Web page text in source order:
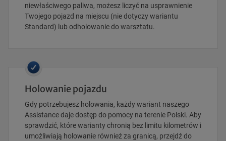
niewłaściwego paliwa, możesz liczyć na usprawnienie
Twojego pojazd na miejscu (nie dotyczy wariantu
Standard) lub odholowanie do warsztatu.
Holowanie pojazdu
Gdy potrzebujesz holowania, każdy wariant naszego
Assistance daje dostęp do pomocy na terenie Polski. Aby
sprawdzić, które warianty chronią bez limitu kilometrów i
umożliwiają holowanie również za granicą, przejdź do